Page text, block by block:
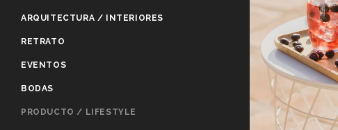
ARQUITECTURA / INTERIORES
RETRATO
EVENTOS
BODAS
PRODUCTO / LIFESTYLE